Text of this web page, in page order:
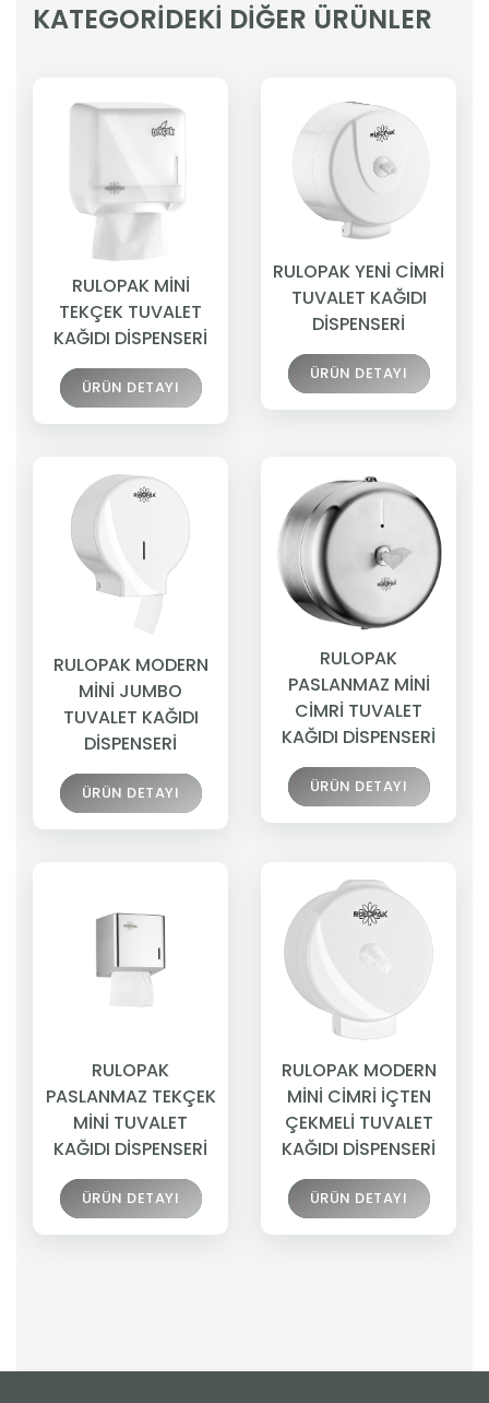
KATEGORİDEKİ DİĞER ÜRÜNLER
RULOPAK MİNİ
TEKÇEK TUVALET
KAĞIDI DİSPENSERİ
ÜRÜN DETAYI
RULOPAK YENİ CİMRİ
TUVALET KAĞIDI
DİSPENSERİ
ÜRÜN DETAYI
RULOPAK MODERN
MİNİ JUMBO
TUVALET KAĞIDI
DİSPENSERİ
ÜRÜN DETAYI
RULOPAK
PASLANMAZ MİNİ
CİMRİ TUVALET
KAĞIDI DİSPENSERİ
ÜRÜN DETAYI
RULOPAK
PASLANMAZ TEKÇEK
MİNİ TUVALET
KAĞIDI DİSPENSERİ
ÜRÜN DETAYI
RULOPAK MODERN
MİNİ CİMRİ İÇTEN
ÇEKMELİ TUVALET
KAĞIDI DİSPENSERİ
ÜRÜN DETAYI